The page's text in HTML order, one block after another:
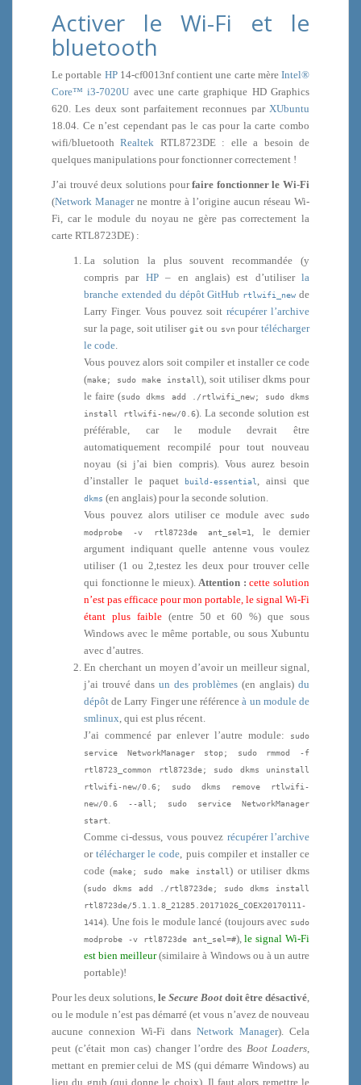
Activer le Wi-Fi et le
bluetooth
Le portable HP14-cf0013nf contient une carte mère Intel®
Core™ i3-7020U avec une carte graphique HD Graphics
620. Les deux sont parfaitement reconnues par XUbuntu
18.04. Ce n’est cependant pas le cas pour la carte combo
wifi/bluetoothRealtek RTL8723DE : elle a besoin de
quelques manipulations pour fonctionner correctement !
J’ai trouvé deux solutions pourfaire fonctionner le Wi-Fi
(Network Managerne montre à l’origine aucun réseau Wi-
Fi, car le module du noyau ne gère pas correctement la
carte RTL8723DE) :
La solution la plus souvent recommandée (y
compris par HP– en anglais) est d’utiliser la
branche extended du dépôt GitHub rtlwifi_new de
Larry Finger. Vous pouvez soit récupérer l’archive
sur la page, soit utiliser git ou svn pourtélécharger
le code.
Vous pouvez alors soit compiler et installer ce code
(make; sudo make install), soit utiliser dkms pour
le faire (sudo dkms add ./rtlwifi_new; sudo dkms
install rtlwifi-new/0.6). La seconde solution est
préférable, car le module devrait être
automatiquement recompilé pour tout nouveau
noyau (si j’ai bien compris). Vous aurez besoin
d’installer le paquet
build-essential , ainsi que
dkms (en anglais) pour la seconde solution.
Vous pouvez alors utiliser ce module avec
sudo
modprobe -v rtl8723de ant_sel=1 , le dernier
argument indiquant quelle antenne vous voulez
utiliser (1 ou 2,testez les deux pour trouver celle
qui fonctionne le mieux).Attention : cette solution
n’est pas efficace pour mon portable, le signal Wi-Fi
étant plus faible (entre 50 et 60 %) que sous
Windows avec le même portable, ou sous Xubuntu
avec d’autres.
En cherchant un moyen d’avoir un meilleur signal,
j’ai trouvé dans un des problèmes (en anglais) du
dépôt de Larry Finger une référenceà un module de
smlinux, qui est plus récent.
J’ai commencé par enlever l’autre module:
sudo
service NetworkManager stop; sudo rmmod -f
rtl8723_common rtl8723de; sudo dkms uninstall
rtlwifi-new/0.6; sudo dkms remove rtlwifi-
new/0.6 --all; sudo service NetworkManager
start.
Comme ci-dessus, vous pouvez récupérer l’archive
ortélécharger le code, puis compiler et installer ce
code (make; sudo make install ) or utiliser dkms
(sudo dkms add ./rtl8723de; sudo dkms install
rtl8723de/5.1.1.8_21285.20171026_COEX20170111-
1414). Une fois le module lancé (toujours avec sudo
modprobe -v rtl8723de ant_sel=#),le signal Wi-Fi
est bien meilleur(similaire à Windows ou à un autre
portable)!
Pour les deux solutions, le Secure Boot doit être désactivé,
ou le module n’est pas démarré (et vous n’avez de nouveau
aucune connexion Wi-Fi dans Network Manager). Cela
peut (c’était mon cas) changer l’ordre des Boot Loaders,
mettant en premier celui de MS (qui démarre Windows) au
lieu du grub (qui donne le choix). Il faut alors remettre le